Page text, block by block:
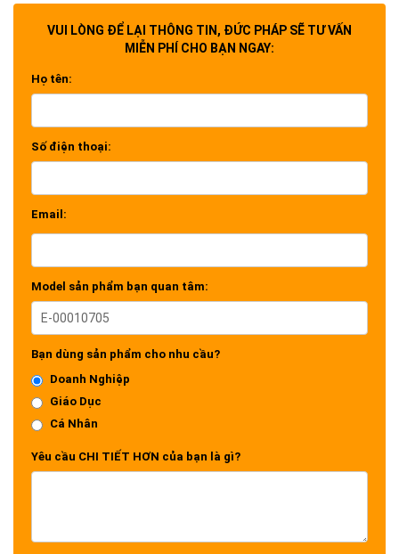
VUI LÒNG ĐỂ LẠI THÔNG TIN, ĐỨC PHÁP SẼ TƯ VẤN
MIỄN PHÍ CHO BẠN NGAY:
Họ tên:
Số điện thoại:
Email:
Model sản phẩm bạn quan tâm:
Bạn dùng sản phẩm cho nhu cầu?
Doanh Nghiệp
Giáo Dục
Cá Nhân
Yêu cầu CHI TIẾT HƠN của bạn là gì?